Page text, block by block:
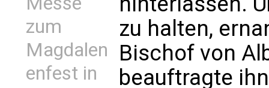
zum
Magdalen
enfest in
zu halten,
Bischof von
beauftragte